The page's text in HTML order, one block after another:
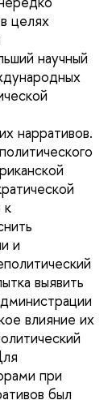
целях
научный
нарративов.
к
и
выявить
влияние их
при
был